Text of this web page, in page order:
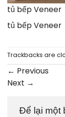
tủ bếp Veneer
tủ bếp Veneer
Trackbacks are
← Previous
Next →
Để lại một